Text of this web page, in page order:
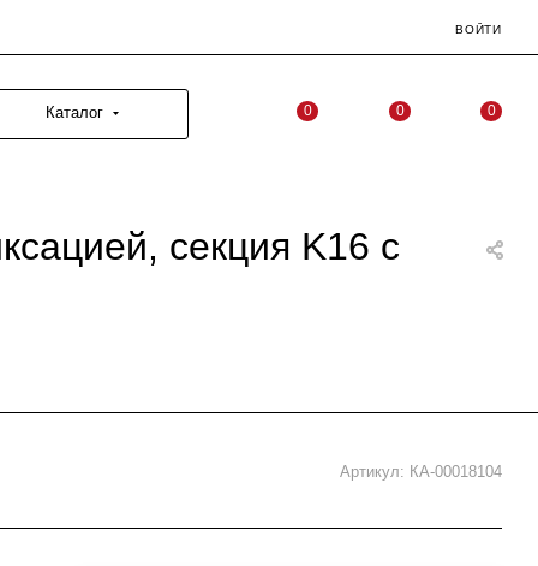
ВОЙТИ
Каталог 0 0 0
секция K16 с
Артикул: КА-00018104